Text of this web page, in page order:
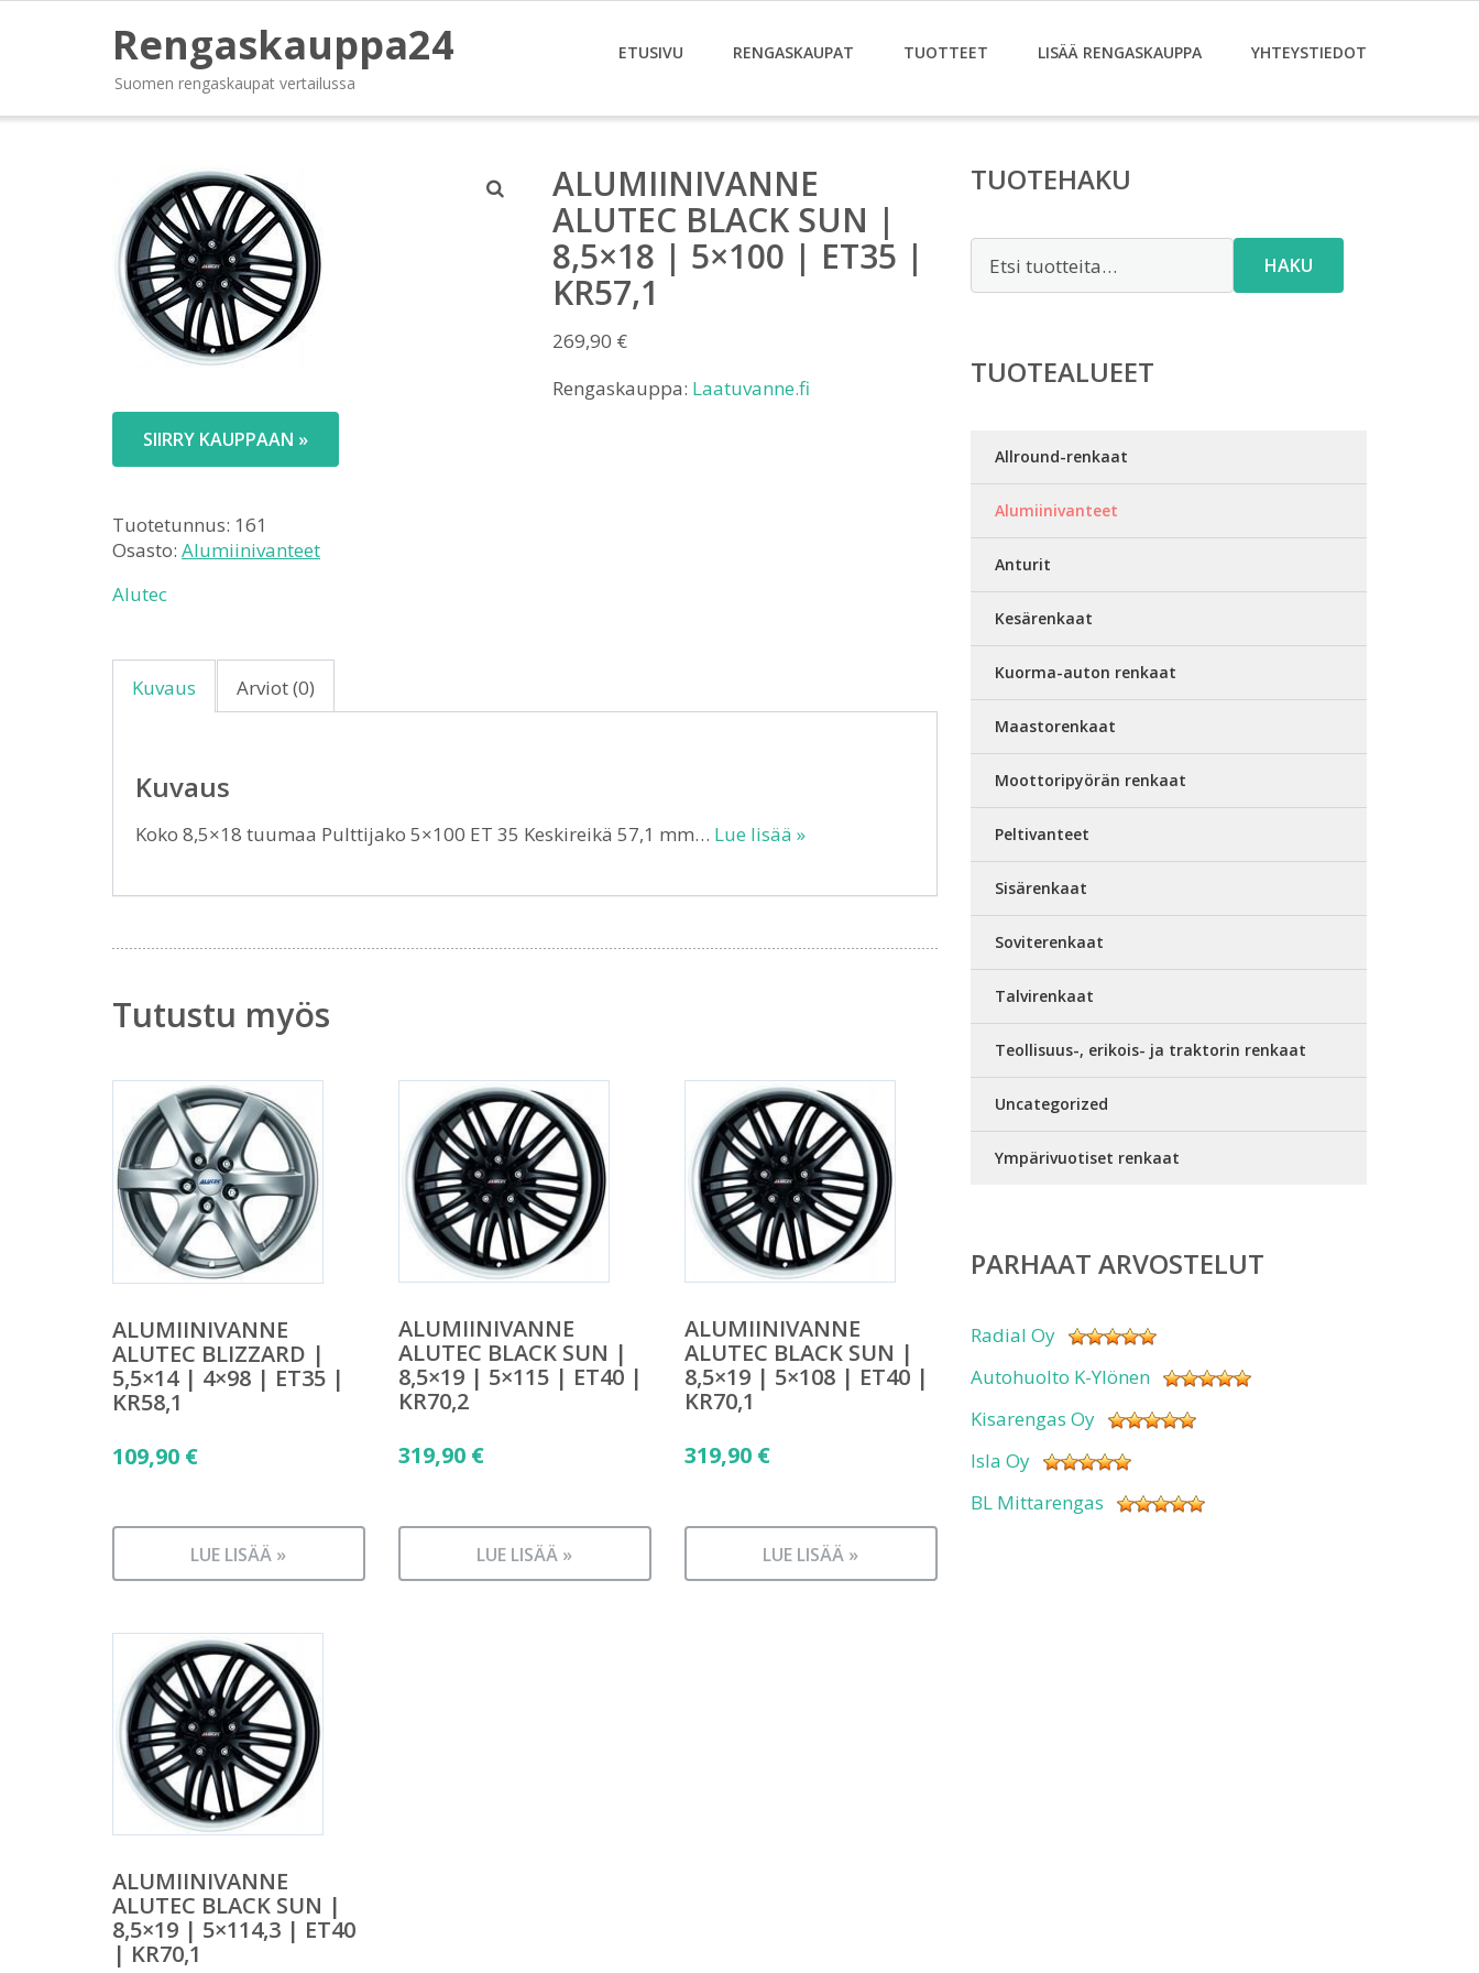
Rengaskauppa24
Suomen rengaskaupat vertailussa
ETUSIVU RENGASKAUPAT TUOTTEET LISÄÄ RENGASKAUPPA YHTEYSTIEDOT
ALUMIINIVANNE
ALUTEC BLACK SUN |
8,5×18 | 5×100 | ET35 |
KR57,1
269,90 €
Rengaskauppa: Laatuvanne.fi
SIIRRY KAUPPAAN »
Tuotetunnus: 161
Osasto: Alumiinivanteet
Alutec
Kuvaus Arviot (0)
Kuvaus
Koko 8,5×18 tuumaa Pulttijako 5×100 ET 35 Keskireikä 57,1 mm… Lue lisää »
Tutustu myös
ALUMIINIVANNE
ALUTEC BLIZZARD |
5,5×14 | 4×98 | ET35 |
KR58,1
109,90 €
LUE LISÄÄ »
ALUMIINIVANNE
ALUTEC BLACK SUN |
8,5×19 | 5×115 | ET40 |
KR70,2
319,90 €
LUE LISÄÄ »
ALUMIINIVANNE
ALUTEC BLACK SUN |
8,5×19 | 5×108 | ET40 |
KR70,1
319,90 €
LUE LISÄÄ »
ALUMIINIVANNE
ALUTEC BLACK SUN |
8,5×19 | 5×114,3 | ET40
| KR70,1
TUOTEHAKU
HAKU
TUOTEALUEET
Allround-renkaat
Alumiinivanteet
Anturit
Kesärenkaat
Kuorma-auton renkaat
Maastorenkaat
Moottoripyörän renkaat
Peltivanteet
Sisärenkaat
Soviterenkaat
Talvirenkaat
Teollisuus-, erikois- ja traktorin renkaat
Uncategorized
Ympärivuotiset renkaat
PARHAAT ARVOSTELUT
Radial Oy
Autohuolto K-Ylönen
Kisarengas Oy
Isla Oy
BL Mittarengas